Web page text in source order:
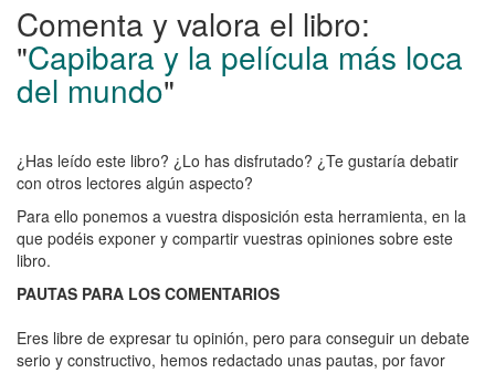
Comenta
y
valora
el
libro:
Capibara
y
la
película
más
Comenta y valora el libro:
"Capibara y la película más loca
del mundo"
¿Has leído este libro? ¿Lo has disfrutado? ¿Te gustaría debatir
con otros lectores algún aspecto?
Para ello ponemos a vuestra disposición esta herramienta, en la
que podéis exponer y compartir vuestras opiniones sobre este
libro.
PAUTAS PARA LOS COMENTARIOS
Eres libre de expresar tu opinión, pero para conseguir un debate
serio y constructivo, hemos redactado unas pautas, por favor